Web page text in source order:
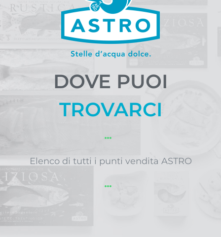
DOVE PUOI
TROVARCI
Elenco di tutti i punti vendita ASTRO